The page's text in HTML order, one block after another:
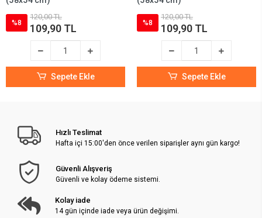
%8
120,00 TL
109,90 TL
Sepete Ekle
%8
120,00 TL
109,90 TL
Sepete Ekle
Hızlı Teslimat
Hafta içi 15:00'den önce verilen siparişler aynı gün kargo!
Güvenli Alışveriş
Güvenli ve kolay ödeme sistemi.
Kolay iade
14 gün içinde iade veya ürün değişimi.